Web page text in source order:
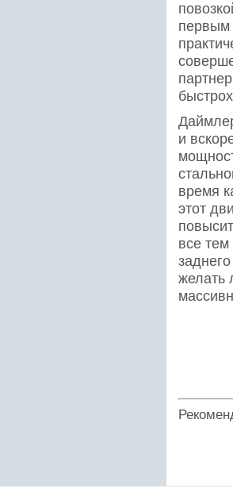
первым
и
время
этот
все
желать